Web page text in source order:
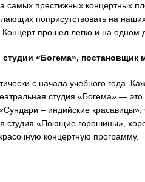
самых престижных концертных
поприсутствовать на
прошел легко и на одном
«Богема», постановщик
с начала учебного года.
студия «Богема» —
– индийские
студия «Поющие горошины»,
концертную программу.